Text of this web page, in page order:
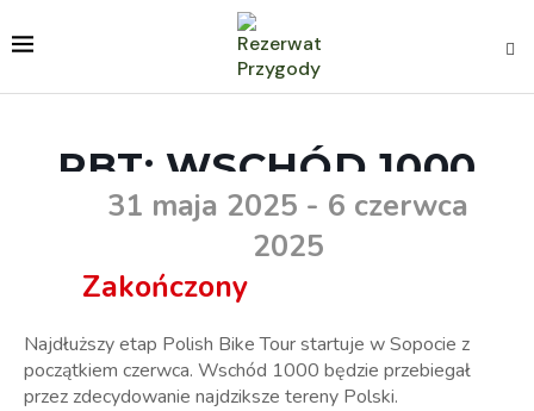
PBT: WSCHÓD 1000
31 maja 2025 - 6 czerwca
2025
Zakończony
Najdłuższy etap Polish Bike Tour startuje w Sopocie z
początkiem czerwca. Wschód 1000 będzie przebiegał
przez zdecydowanie najdziksze tereny Polski.